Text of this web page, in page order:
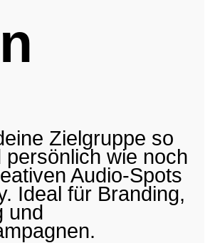
Zielgruppe so
persönlich wie noch
Audio-Spots
Ideal für Branding,
und